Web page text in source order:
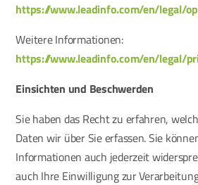
https://www.leadinfo.com/en/legal/
Weitere Informationen:
https://www.leadinfo.com/en/legal/
Einsichten und Beschwerden
Sie haben das Recht zu erfahren,
Daten wir über Sie erfassen. Sie
Informationen auch jederzeit
auch Ihre Einwilligung zur